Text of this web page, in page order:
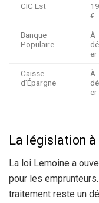
CIC Est
€
Banque
Populaire
À
er
Caisse
d’Épargne
À
er
La législation à
La loi Lemoine a
pour les
traitement reste un